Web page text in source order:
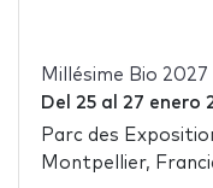
Millésime Bio 2027
Del 25al 27 enero
Parc des
Montpellier,